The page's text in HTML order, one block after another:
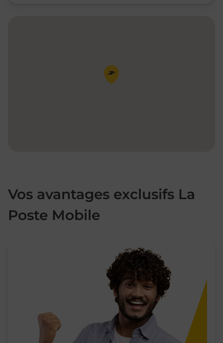
Pin de la carte
Vos avantages exclusifs La
Poste Mobile